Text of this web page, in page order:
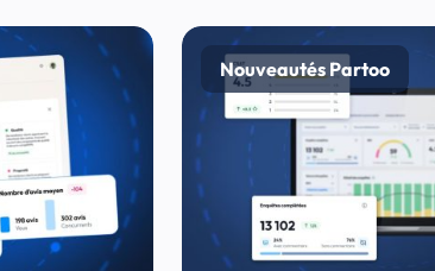
Nouveautés Partoo